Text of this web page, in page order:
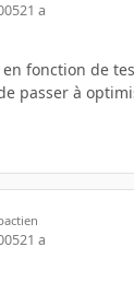
21 a
fonction de
passer à
21 a